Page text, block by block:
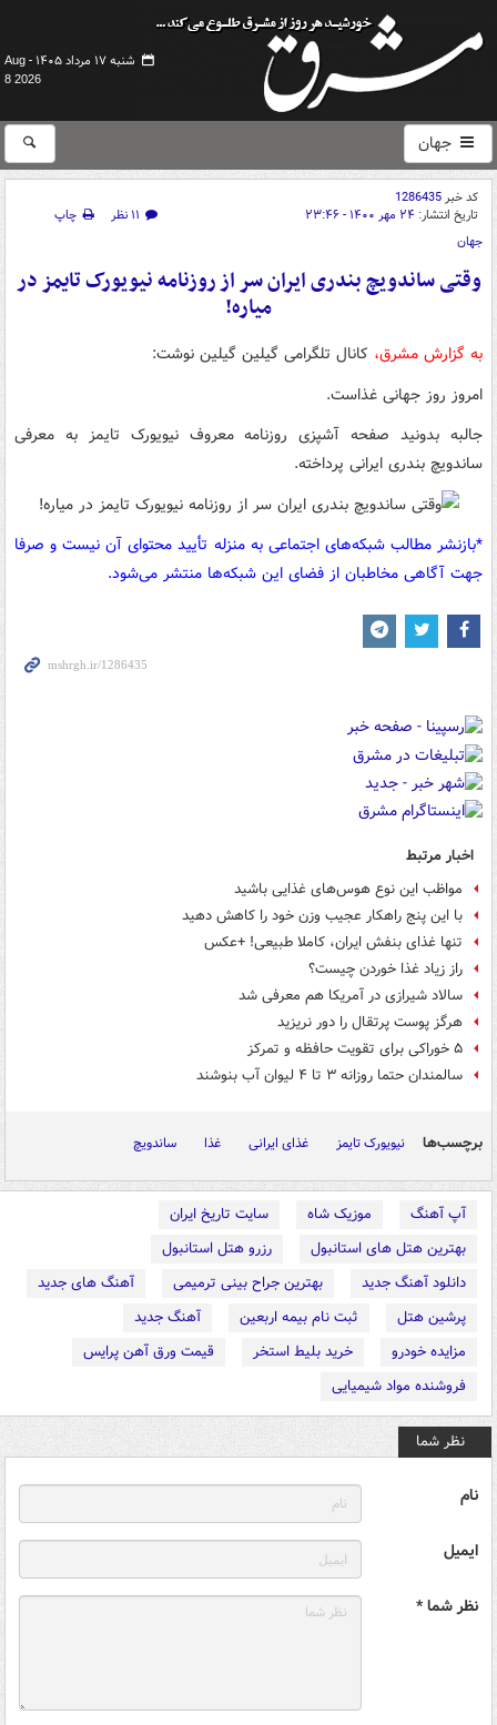
شنبه ۱۷ مرداد ۱۴۰۵ -
Aug
8 2026
جهان
کد خبر1286435
تاریخ انتشار: ۲۴ مهر ۱۴۰۰ - ۲۳:۴۶ ۱۱ نظر
چاپ
جهان
وقتی ساندویچ بندری ایران سر از روزنامه نیویورک تایمز در
میاره!
به گزارش مشرق، کانال تلگرامی گیلین گیلین نوشت:
امروز روز جهانی غذاست.
جالبه بدونید صفحه آشپزی روزنامه معروف نیویورک تایمز به معرفی
ساندویچ بندری ایرانی پرداخته.
*بازنشر مطالب شبکه‌های اجتماعی به منزله تأیید محتوای آن نیست و صرفا
جهت آگاهی مخاطبان از فضای این شبکه‌ها منتشر می‌شود.
اخبار مرتبط
مواظب این نوع هوس‌های غذایی باشید
با این پنج راهکار عجیب وزن خود را کاهش دهید
تنها غذای بنفش ایران، کاملا طبیعی! +عکس
راز زیاد غذا خوردن چیست؟
سالاد شیرازی در آمریکا هم معرفی شد
هرگز پوست پرتقال را دور نریزید
۵ خوراکی برای تقویت حافظه و تمرکز
سالمندان حتما روزانه ۳ تا ۴ لیوان آب بنوشند
برچسب‌ها نیویورک تایمز غذای ایرانی غذا ساندویچ
آپ آهنگ موزیک شاه
سایت تاریخ ایران
بهترین هتل های استانبول
رزرو هتل استانبول
دانلود آهنگ جدید
بهترین جراح بینی ترمیمی
آهنگ های جدید
پرشین هتل
ثبت نام بیمه اربعین
آهنگ جدید
مزایده خودرو
خرید بلیط استخر
قیمت ورق آهن پرایس
فروشنده مواد شیمیایی
نظر شما
نام
ایمیل
نظر شما *